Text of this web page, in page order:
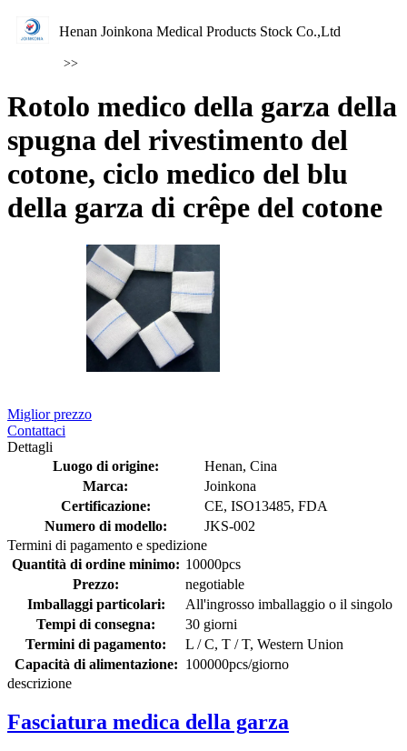
Henan Joinkona Medical Products Stock Co.,Ltd
>>
Rotolo medico della garza della
spugna del rivestimento del
cotone, ciclo medico del blu
della garza di crêpe del cotone
Miglior prezzo
Contattaci
Dettagli
Luogo di origine:
Henan, Cina
Marca:
Joinkona
Certificazione:
CE, ISO13485, FDA
Numero di modello:
JKS-002
Termini di pagamento e spedizione
Quantità di ordine minimo: 10000pcs
Prezzo:
negotiable
Imballaggi particolari:
All'ingrosso imballaggio o il singolo
Tempi di consegna:
30 giorni
Termini di pagamento:
L / C, T / T, Western Union
Capacità di alimentazione: 100000pcs/giorno
descrizione
Fasciatura medica della garza